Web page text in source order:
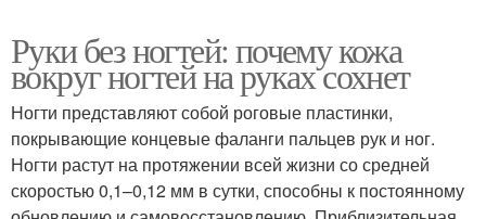
Руки без ногтей: почему кожа
вокруг ногтей на руках сохнет
Ногти представляют собой роговые пластинки,
покрывающие концевые фаланги пальцев рук и ног.
Ногти растут на протяжении всей жизни со средней
скоростью 0,1–0,12 мм в сутки, способны к постоянному